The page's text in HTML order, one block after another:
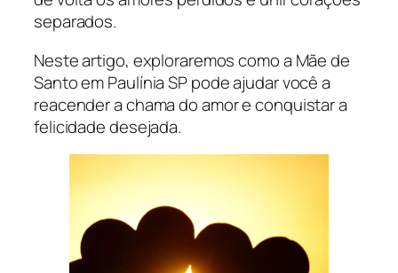
separados.
Neste artigo, exploraremos como a Mãe de
Santo em Paulínia SP pode ajudar você a
reacender a chama do amor e conquistar a
felicidade desejada.